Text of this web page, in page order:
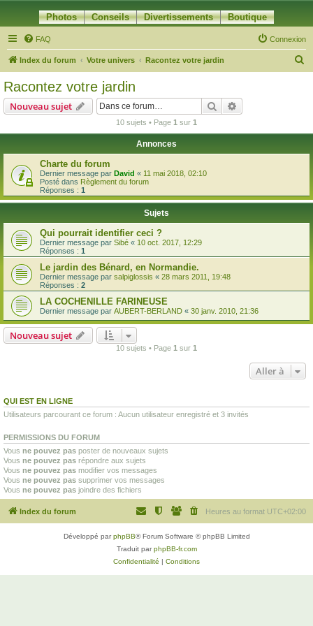
Photos Conseils Divertissements Boutique
FAQ Connexion
Index du forum Votre univers Racontez votre jardin
Racontez votre jardin
Nouveau sujet Rechercher
10 sujets • Page 1 sur 1
Annonces
Charte du forum
Dernier message par David « 11 mai 2018, 02:10
Posté dans Règlement du forum
Réponses : 1
Sujets
Qui pourrait identifier ceci ?
Dernier message par Sibé « 10 oct. 2017, 12:29
Réponses : 1
Le jardin des Bénard, en Normandie.
Dernier message par salpiglossis « 28 mars 2011, 19:48
Réponses : 2
LA COCHENILLE FARINEUSE
Dernier message par AUBERT-BERLAND « 30 janv. 2010, 21:36
Nouveau sujet
10 sujets • Page 1 sur 1
Aller à
QUI EST EN LIGNE
Utilisateurs parcourant ce forum : Aucun utilisateur enregistré et 3 invités
PERMISSIONS DU FORUM
Vous ne pouvez pas poster de nouveaux sujets
Vous ne pouvez pas répondre aux sujets
Vous ne pouvez pas modifier vos messages
Vous ne pouvez pas supprimer vos messages
Vous ne pouvez pas joindre des fichiers
Index du forum Heures au format UTC+02:00
Développé parphpBB® Forum Software © phpBB Limited
Traduit parphpBB-fr.com
Confidentialité | Conditions